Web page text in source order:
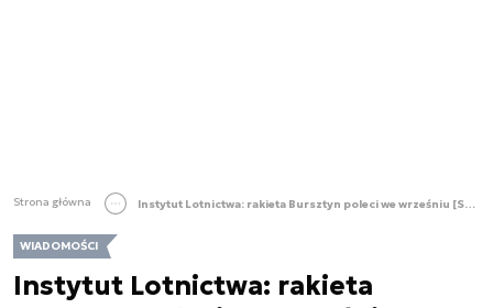
Strona główna Instytut Lotnictwa: rakieta Bursztyn poleci we wrześniu [Space24.pl TV]
WIADOMOŚCI
Instytut Lotnictwa: rakieta